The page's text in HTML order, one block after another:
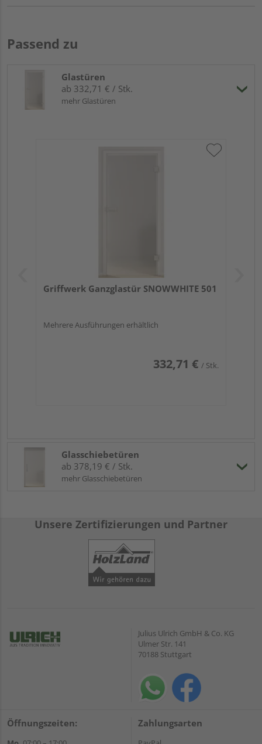
Passend zu
Glastüren
ab 332,71 € / Stk.
mehr Glastüren
Griffwerk Ganzglastür SNOWWHITE 501
Mehrere Ausführungen erhältlich
332,71 € / Stk.
Glasschiebetüren
ab 378,19 € / Stk.
mehr Glasschiebetüren
Unsere Zertifizierungen und Partner
Julius Ulrich GmbH & Co. KG
Ulmer Str. 141
70188 Stuttgart
Öffnungszeiten: Zahlungsarten